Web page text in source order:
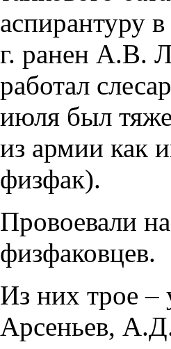
аспирантуру
г. ранен А.В.
работал
июля был
из армии как
физфак).
Провоевали
физфаковцев.
Из них трое –
Арсеньев,